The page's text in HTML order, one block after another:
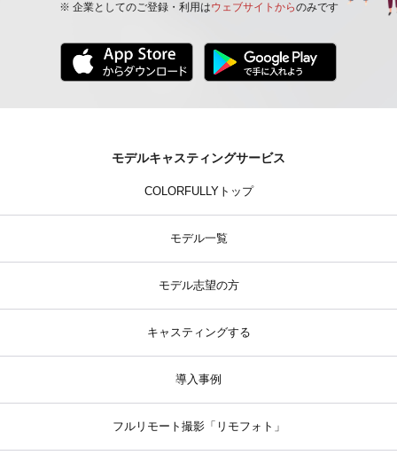
※ 企業としてのご登録・利用はウェブサイトからのみです
モデルキャスティングサービス
COLORFULLYトップ
モデル一覧
モデル志望の方
キャスティングする
導入事例
フルリモート撮影「リモフォト」